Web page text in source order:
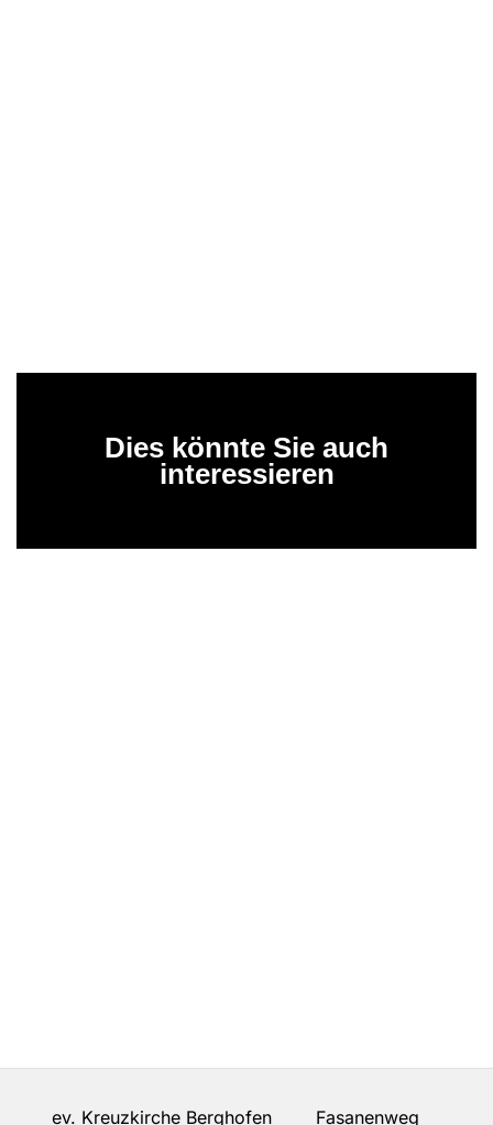
Dies könnte Sie auch
interessieren
ev. Kreuzkirche Berghofen Fasanenweg